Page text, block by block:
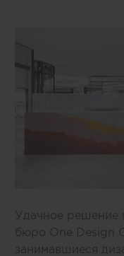
Удачное решение
бюро One Design
занимавшиеся